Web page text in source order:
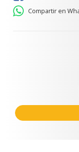
Compartir en